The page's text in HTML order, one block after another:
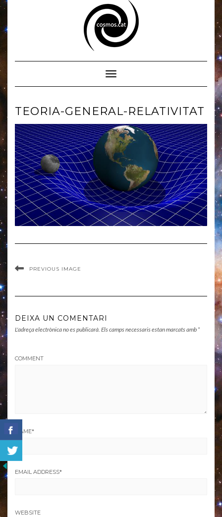
Skip
Toggle Navigation
TEORIA-GENERAL-RELATIVITAT
PREVIOUS IMAGE
DEIXA UN COMENTARI
L'adreça electrònica no es publicarà. Els camps necessaris estan marcats amb *
COMMENT
NAME*
EMAIL ADDRESS*
WEBSITE